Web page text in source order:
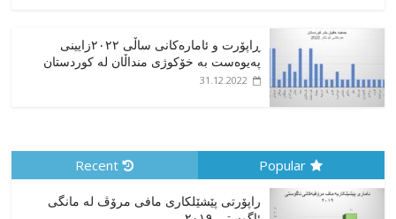
ڕاپۆرت و ئامارەکانی ساڵی ٢٠٢٢زایینی
پەیوەست بە خۆکوژی منداڵان لە کوردستان
31.12.2022
Popular
Recent
راپۆرتی پێشێلكاری مافی مرۆڤ له‌ مانگی